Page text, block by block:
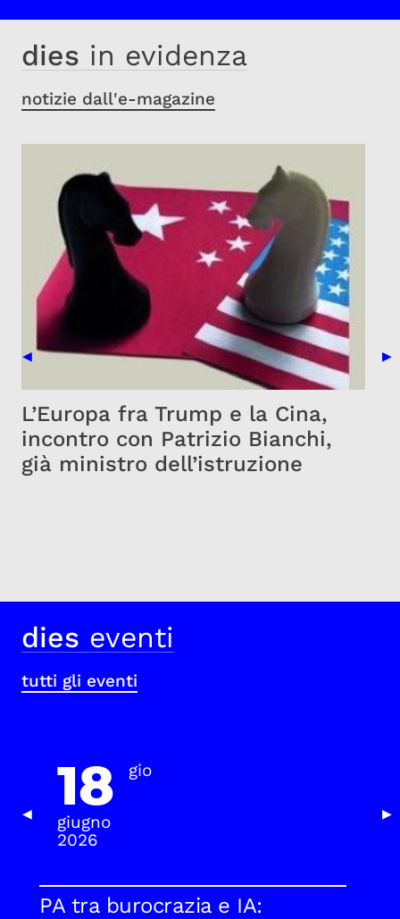
Previous Slide
◀ ▶
dies in evidenza
notizie dall'e-magazine
L’Europa fra Trump e la Cina,
incontro con Patrizio Bianchi,
già ministro dell’istruzione
Previous Slide
◀ ▶
dies eventi
tutti gli eventi
18 gio
giugno
2026
PA tra burocrazia e IA: